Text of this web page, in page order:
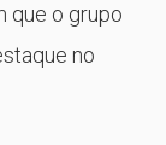
que o grupo
no